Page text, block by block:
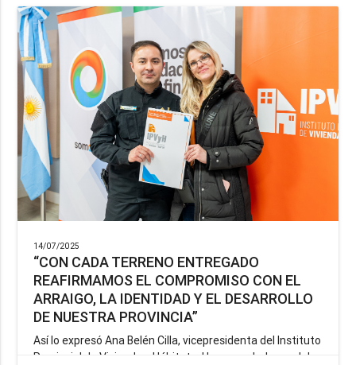
14/07/2025
“CON CADA TERRENO ENTREGADO
REAFIRMAMOS EL COMPROMISO CON EL
ARRAIGO, LA IDENTIDAD Y EL DESARROLLO
DE NUESTRA PROVINCIA”
Así lo expresó Ana Belén Cilla, vicepresidenta del Instituto
Provincial de Vivienda y Hábitat, al hacer un balance del